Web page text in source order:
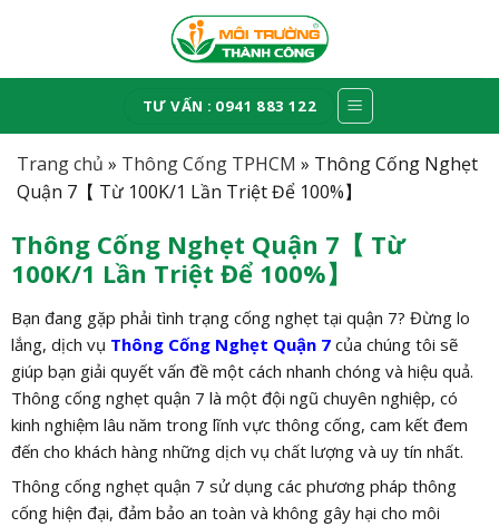
TƯ VẤN : 0941 883 122
Trang chủ » Thông Cống TPHCM » Thông Cống Nghẹt
Quận 7【 Từ 100K/1 Lần Triệt Để 100%】
Thông Cống Nghẹt Quận 7【 Từ
100K/1 Lần Triệt Để 100%】
Bạn đang gặp phải tình trạng cống nghẹt tại quận 7? Đừng lo
lắng, dịch vụ Thông Cống Nghẹt Quận 7của chúng tôi sẽ
giúp bạn giải quyết vấn đề một cách nhanh chóng và hiệu quả.
Thông cống nghẹt quận 7 là một đội ngũ chuyên nghiệp, có
kinh nghiệm lâu năm trong lĩnh vực thông cống, cam kết đem
đến cho khách hàng những dịch vụ chất lượng và uy tín nhất.
Thông cống nghẹt quận 7 sử dụng các phương pháp thông
cống hiện đại, đảm bảo an toàn và không gây hại cho môi